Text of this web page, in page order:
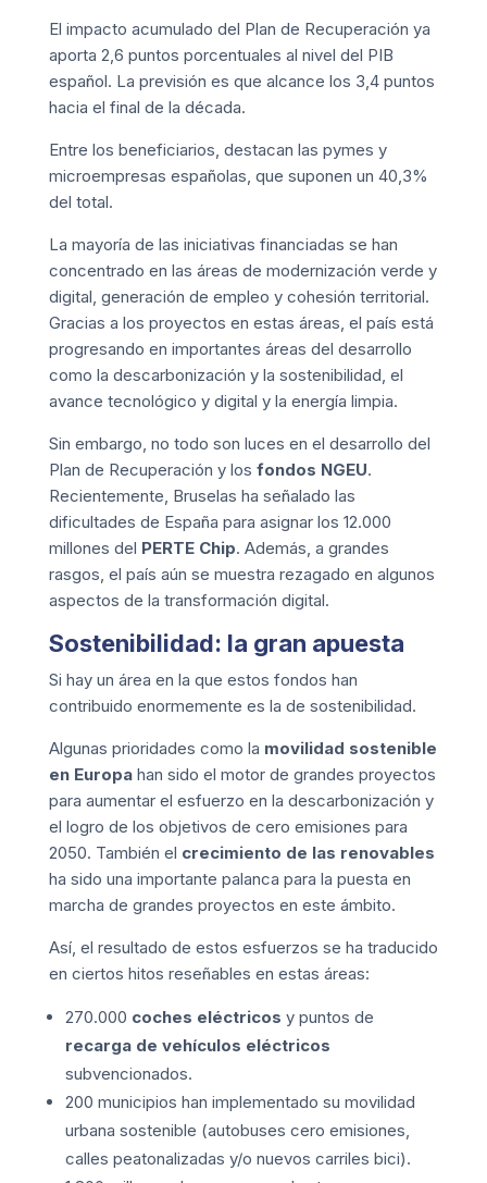
El impacto acumulado del Plan de Recuperación ya
aporta 2,6 puntos porcentuales al nivel del PIB
español. La previsión es que alcance los 3,4 puntos
hacia el final de la década.
Entre los beneficiarios, destacan las pymes y
microempresas españolas, que suponen un 40,3%
del total.
La mayoría de las iniciativas financiadas se han
concentrado en las áreas de modernización verde y
digital, generación de empleo y cohesión territorial.
Gracias a los proyectos en estas áreas, el país está
progresando en importantes áreas del desarrollo
como la descarbonización y la sostenibilidad, el
avance tecnológico y digital y la energía limpia.
Sin embargo, no todo son luces en el desarrollo del
Plan de Recuperación y los fondos NGEU.
Recientemente, Bruselas ha señalado las
dificultades de España para asignar los 12.000
millones del PERTE Chip. Además, a grandes
rasgos, el país aún se muestra rezagado en algunos
aspectos de la transformación digital.
Sostenibilidad: la gran apuesta
Si hay un área en la que estos fondos han
contribuido enormemente es la de sostenibilidad.
Algunas prioridades como la movilidad sostenible
en Europahan sido el motor de grandes proyectos
para aumentar el esfuerzo en la descarbonización y
el logro de los objetivos de cero emisiones para
2050. También el crecimiento de las renovables
ha sido una importante palanca para la puesta en
marcha de grandes proyectos en este ámbito.
Así, el resultado de estos esfuerzos se ha traducido
en ciertos hitos reseñables en estas áreas:
270.000 coches eléctricos y puntos de
recarga de vehículos eléctricos
subvencionados.
200 municipios han implementado su movilidad
urbana sostenible (autobuses cero emisiones,
calles peatonalizadas y/o nuevos carriles bici).